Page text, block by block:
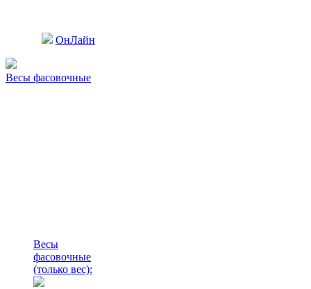
ОнЛайн
Весы фасовочные
Весы
фасовочные
(только вес):